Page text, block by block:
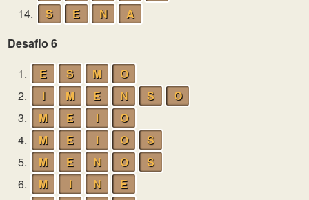
14.
S E N
A
Desafio 6
1.
E S M
O
2.
I M E N S
O
3.
M E I
O
4.
M E I O
S
5.
M E N O
S
6.
M I N
E